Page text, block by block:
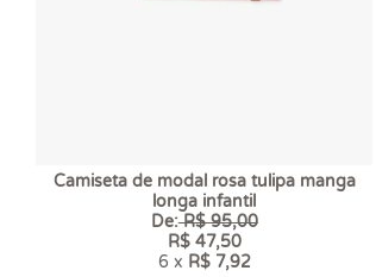
Camiseta de modal rosa tulipa manga
longa infantil
De:R$ 95,00
R$ 47,50
6 x R$ 7,92